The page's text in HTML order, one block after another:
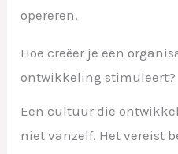
opereren.
Hoe creëer je een
ontwikkeling stimuleert?
Een cultuur die
niet vanzelf. Het vereist